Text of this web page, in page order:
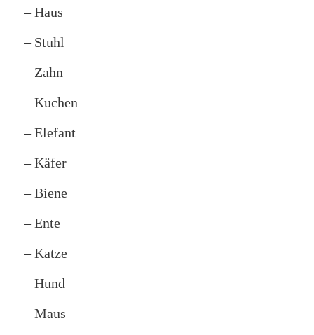
– Haus
– Stuhl
– Zahn
– Kuchen
– Elefant
– Käfer
– Biene
– Ente
– Katze
– Hund
– Maus